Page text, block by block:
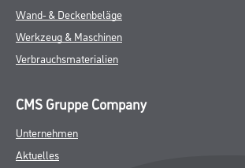
Wand- & Deckenbeläge
Werkzeug & Maschinen
Verbrauchsmaterialien
CMS Gruppe Company
Unternehmen
Aktuelles